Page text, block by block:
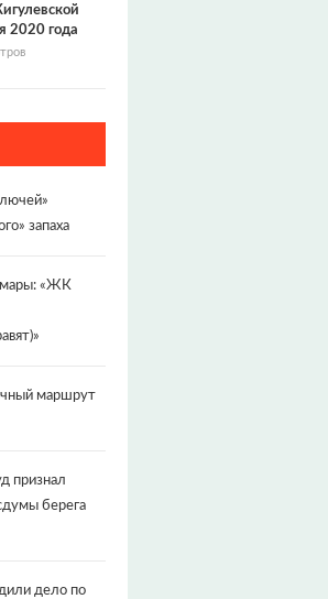
2020 года
запаха
«ЖК
маршрут
признал
берега
дело по